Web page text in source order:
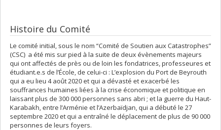
Histoire du Comité
Le comité initial, sous le nom “Comité de Soutien aux Catastrophes”
(CSC) a été mis sur pied à la suite de deux évènements majeurs
qui ont affectés de près ou de loin les fondatrices, professeures et
étudiant.e.s de l’École, de celui-ci : L’explosion du Port de Beyrouth
qui a eu lieu 4 août 2020 et qui a dévasté et exacerbé les
souffrances humaines liées à la crise économique et politique en
laissant plus de 300 000 personnes sans abri ; et la guerre du Haut-
Karabakh, entre l’Arménie et l’Azerbaïdjan, qui a débuté le 27
septembre 2020 et qui a entraîné le déplacement de plus de 90 000
personnes de leurs foyers.